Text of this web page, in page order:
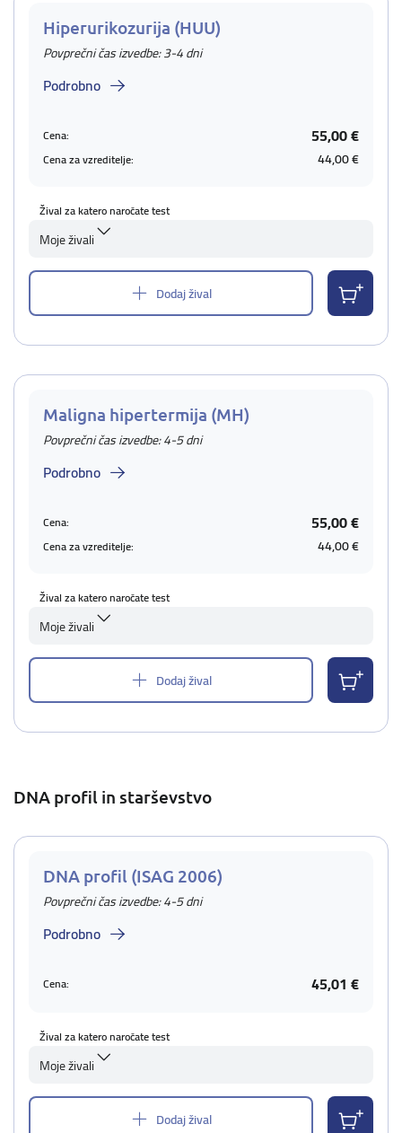
Hiperurikozurija (HUU)
Povprečni čas izvedbe: 3-4 dni
Podrobno
Cena: 55,00 €
Cena za vzreditelje: 44,00 €
Žival za katero naročate test
Moje živali
Dodaj žival
Maligna hipertermija (MH)
Povprečni čas izvedbe: 4-5 dni
Podrobno
Cena: 55,00 €
Cena za vzreditelje: 44,00 €
Žival za katero naročate test
Moje živali
Dodaj žival
DNA profil in starševstvo
DNA profil (ISAG 2006)
Povprečni čas izvedbe: 4-5 dni
Podrobno
Cena: 45,01 €
Žival za katero naročate test
Moje živali
Dodaj žival